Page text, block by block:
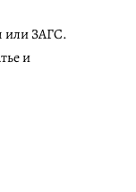
или ЗАГС.
и